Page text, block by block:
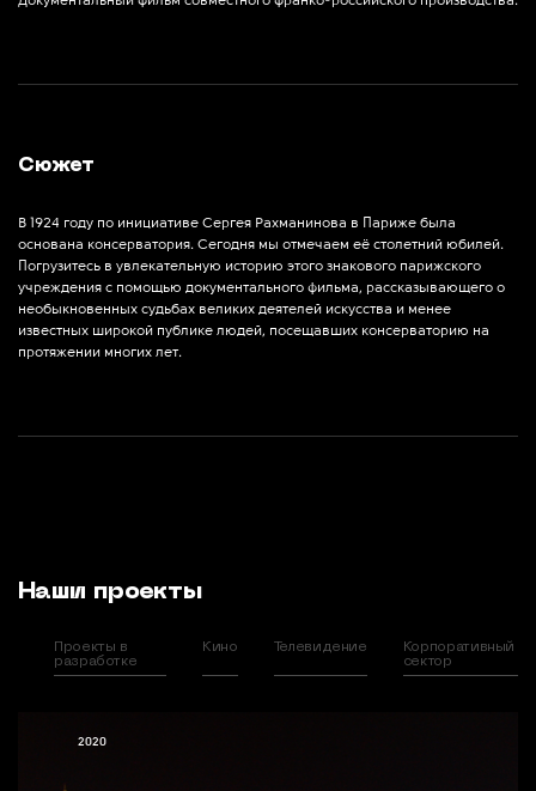
Сюжет
В 1924 году по инициативе Сергея Рахманинова в Париже была
основана консерватория. Сегодня мы отмечаем её столетний юбилей.
Погрузитесь в увлекательную историю этого знакового парижского
учреждения с помощью документального фильма, рассказывающего о
необыкновенных судьбах великих деятелей искусства и менее
известных широкой публике людей, посещавших консерваторию на
протяжении многих лет.
Наши проекты
Проекты в
разработке
Кино Телевидение
Корпоративный
сектор
2020